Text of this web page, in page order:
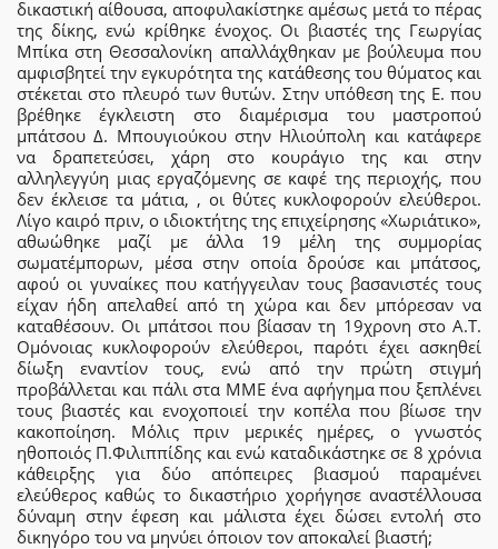
δικαστική αίθουσα, αποφυλακίστηκε αμέσως μετά το πέρας
της δίκης, ενώ κρίθηκε ένοχος. Οι βιαστές της Γεωργίας
Μπίκα στη Θεσσαλονίκη απαλλάχθηκαν με βούλευμα που
αμφισβητεί την εγκυρότητα της κατάθεσης του θύματος και
στέκεται στο πλευρό των θυτών. Στην υπόθεση της Ε. που
βρέθηκε έγκλειστη στο διαμέρισμα του μαστροπού
μπάτσου Δ. Μπουγιούκου στην Ηλιούπολη και κατάφερε
να δραπετεύσει, χάρη στο κουράγιο της και στην
αλληλεγγύη μιας εργαζόμενης σε καφέ της περιοχής, που
δεν έκλεισε τα μάτια, , οι θύτες κυκλοφορούν ελεύθεροι.
Λίγο καιρό πριν, ο ιδιοκτήτης της επιχείρησης «Χωριάτικο»,
αθωώθηκε μαζί με άλλα 19 μέλη της συμμορίας
σωματέμπορων, μέσα στην οποία δρούσε και μπάτσος,
αφού οι γυναίκες που κατήγγειλαν τους βασανιστές τους
είχαν ήδη απελαθεί από τη χώρα και δεν μπόρεσαν να
καταθέσουν. Οι μπάτσοι που βίασαν τη 19χρονη στο Α.Τ.
Ομόνοιας κυκλοφορούν ελεύθεροι, παρότι έχει ασκηθεί
δίωξη εναντίον τους, ενώ από την πρώτη στιγμή
προβάλλεται και πάλι στα ΜΜΕ ένα αφήγημα που ξεπλένει
τους βιαστές και ενοχοποιεί την κοπέλα που βίωσε την
κακοποίηση. Μόλις πριν μερικές ημέρες, ο γνωστός
ηθοποιός Π.Φιλιππίδης και ενώ καταδικάστηκε σε 8 χρόνια
κάθειρξης για δύο απόπειρες βιασμού παραμένει
ελεύθερος καθώς το δικαστήριο χορήγησε αναστέλλουσα
δύναμη στην έφεση και μάλιστα έχει δώσει εντολή στο
δικηγόρο του να μηνύει όποιον τον αποκαλεί βιαστή;